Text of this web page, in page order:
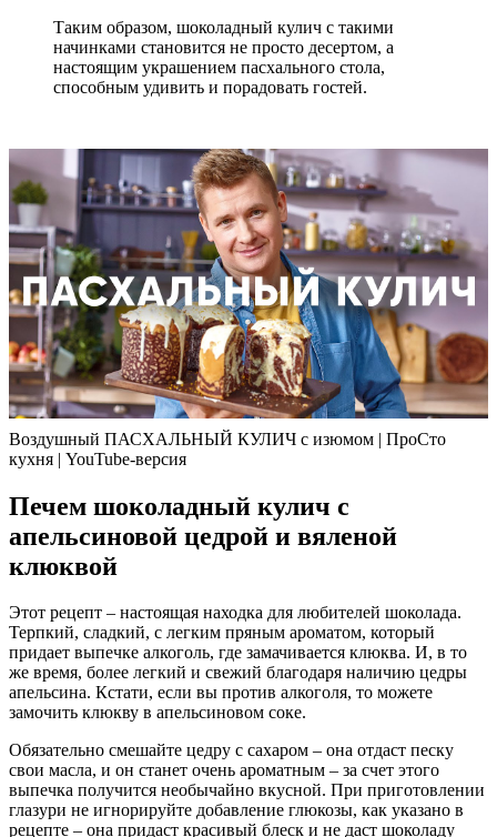
Таким образом, шоколадный кулич с такими
начинками становится не просто десертом, а
настоящим украшением пасхального стола,
способным удивить и порадовать гостей.
Воздушный ПАСХАЛЬНЫЙ КУЛИЧ с изюмом | ПроСто
кухня | YouTube-версия
Печем шоколадный кулич с
апельсиновой цедрой и вяленой
клюквой
Этот рецепт – настоящая находка для любителей шоколада.
Терпкий, сладкий, с легким пряным ароматом, который
придает выпечке алкоголь, где замачивается клюква. И, в то
же время, более легкий и свежий благодаря наличию цедры
апельсина. Кстати, если вы против алкоголя, то можете
замочить клюкву в апельсиновом соке.
Обязательно смешайте цедру с сахаром – она отдаст песку
свои масла, и он станет очень ароматным – за счет этого
выпечка получится необычайно вкусной. При приготовлении
глазури не игнорируйте добавление глюкозы, как указано в
рецепте – она придаст красивый блеск и не даст шоколаду